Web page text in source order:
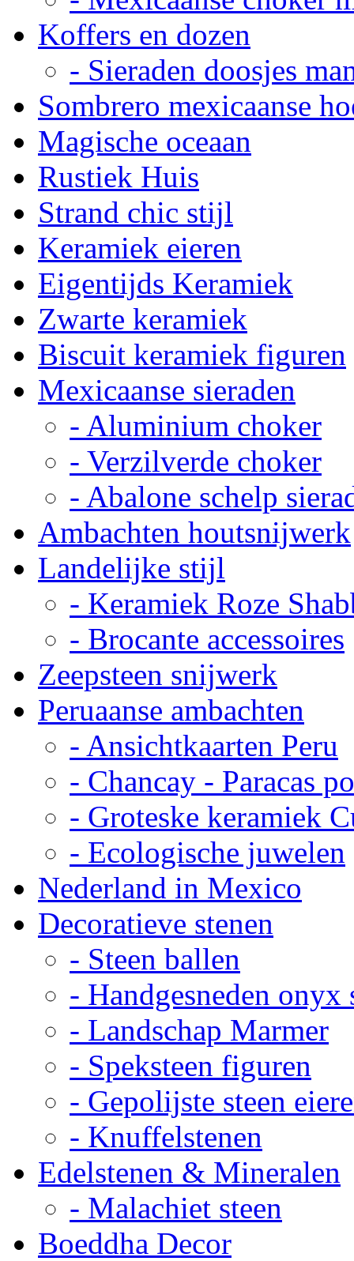
Koffers en dozen
- Sieraden doosjes
Sombrero mexicaanse
Magische oceaan
Rustiek Huis
Strand chic stijl
Keramiek eieren
Eigentijds Keramiek
Zwarte keramiek
Biscuit keramiek figuren
Mexicaanse sieraden
- Aluminium choker
- Verzilverde choker
- Abalone schelp
Ambachten houtsnijwerk
Landelijke stijl
- Keramiek Roze
- Brocante accessoires
Zeepsteen snijwerk
Peruaanse ambachten
- Ansichtkaarten Peru
- Chancay - Paracas
- Groteske keramiek
- Ecologische juwelen
Nederland in Mexico
Decoratieve stenen
- Steen ballen
- Handgesneden onyx
- Landschap Marmer
- Speksteen figuren
- Gepolijste steen
- Knuffelstenen
Edelstenen & Mineralen
- Malachiet steen
Boeddha Decor